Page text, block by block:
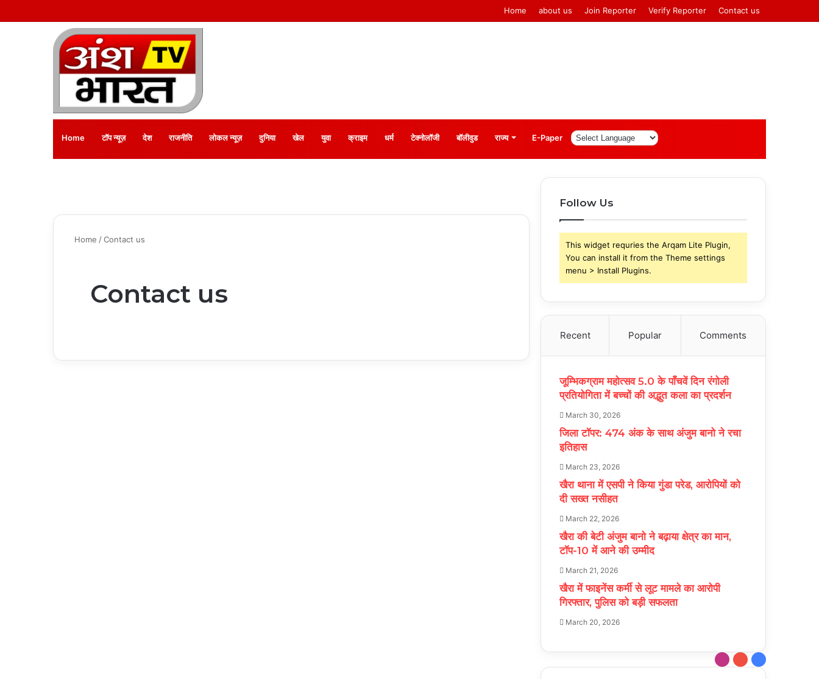
Home about us Join Reporter Verify Reporter Contact us
Home टॉप न्यूज़ देश राजनीति लोकल न्यूज़ दुनिया खेल युवा क्राइम धर्म टेक्नोलॉजी बॉलीवुड राज्य E-Paper
Home /Contact us
Contact us
Follow Us
This widget requries the Arqam Lite Plugin,
You can install it from the Theme settings
menu > Install Plugins.
Recent Popular Comments
जूम्भिकग्राम महोत्सव 5.0 के पाँचवें दिन रंगोली
प्रतियोगिता में बच्चों की अद्भुत कला का प्रदर्शन
March 30, 2026
जिला टॉपर: 474 अंक के साथ अंजुम बानो ने रचा
इतिहास
March 23, 2026
खैरा थाना में एसपी ने किया गुंडा परेड, आरोपियों को
दी सख्त नसीहत
March 22, 2026
खैरा की बेटी अंजुम बानो ने बढ़ाया क्षेत्र का मान,
टॉप-10 में आने की उम्मीद
March 21, 2026
खैरा में फाइनेंस कर्मी से लूट मामले का आरोपी
गिरफ्तार, पुलिस को बड़ी सफलता
March 20, 2026
Facebook
YouTube
Instagram